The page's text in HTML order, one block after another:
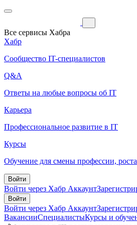
Все сервисы Хабра
Хабр
Сообщество IT-специалистов
Q&A
Ответы на любые вопросы об IT
Карьера
Профессиональное развитие в IT
Курсы
Обучение для смены профессии,
Войти
Войти через Хабр Аккаунт
Войти
Войти через Хабр Аккаунт
ВакансииСпециалистыКурсы и